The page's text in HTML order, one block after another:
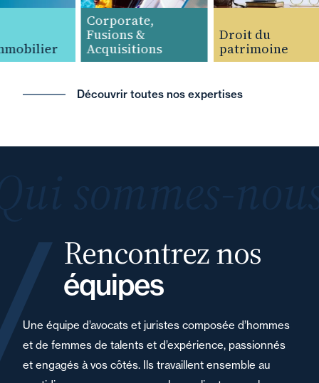
Corporate,
Fusions &
Acquisitions
Droit du
patrimoine
Découvrir toutes nos expertises
Rencontrez nos
équipes
Une équipe d’avocats et juristes composée d’hommes
et de femmes de talents et d’expérience, passionnés
et engagés à vos côtés. Ils travaillent ensemble au